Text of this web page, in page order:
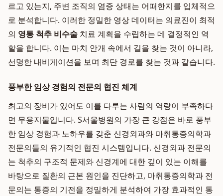
르고 있는지, 주변 조직의 염증 상태는 어떠한지를 입체적으
로 분석합니다. 이러한 정밀한 영상 데이터는 의료진이 최적
의 영통 척추 비수술 치료 계획을 수립하는 데 결정적인 역
할을 합니다. 이는 마치 안개 속에서 길을 찾는 것이 아니라,
선명한 내비게이션을 보며 최단 경로를 찾는 것과 같습니다.
풍부한 임상 경험의 전문의 협진 체계
최고의 장비가 있어도 이를 다루는 사람의 역량이 부족하다
면 무용지물입니다. S서울병원의 가장 큰 강점은 바로 풍부
한 임상 경험과 노하우를 갖춘 신경외과와 마취통증의학과
전문의들의 유기적인 협진 시스템입니다. 신경외과 전문의
는 척추의 구조적 문제와 신경계에 대한 깊이 있는 이해를
바탕으로 질환의 근본 원인을 진단하고, 마취통증의학과 전
문의는 통증의 기전을 정밀하게 분석하여 가장 효과적인 통